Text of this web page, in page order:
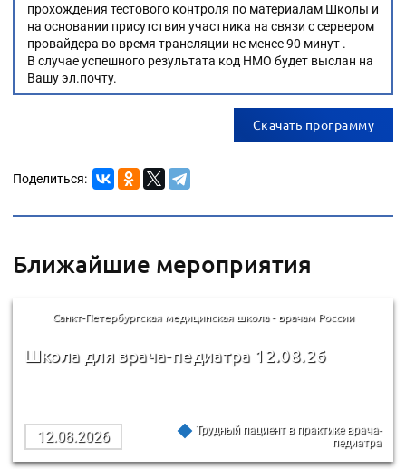
прохождения тестового контроля по материалам Школы и
на основании присутствия участника на связи с сервером
провайдера во время трансляции не менее 90 минут .
В случае успешного результата код НМО будет выслан на
Вашу эл.почту.
Скачать программу
Поделиться:
Ближайшие мероприятия
Санкт-Петербургская медицинская школа - врачам России
Школа для врача-педиатра 12.08.26
12.08.2026
Трудный пациент в практике врача-
педиатра